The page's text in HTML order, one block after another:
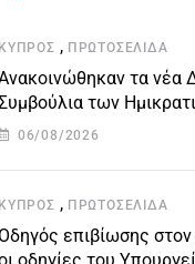
ΚΎΠΡΟΣ , ΠΡΩΤΟΣΈΛΙΔΑ
τα νέα
των
– Όλη η
06/08/2026
ΚΎΠΡΟΣ , ΠΡΩΤΟΣΈΛΙΔΑ
Οδηγός επιβίωσης